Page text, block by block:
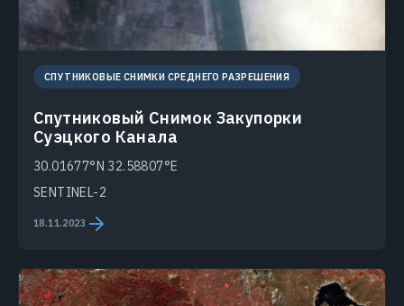
СПУТНИКОВЫЕ СНИМКИ СРЕДНЕГО РАЗРЕШЕНИЯ
Спутниковый Снимок Закупорки
Суэцкого Канала
30.01677°N 32.58807°E
SENTINEL-2
18.11.2023